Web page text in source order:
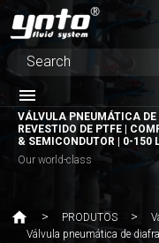
VÁLVULA PNEUMÁTICA
REVESTIDO DE PTFE |
& SEMICONDUTOR | 0-150
Our world-class
PRODUTOS
Válvula pneumática de